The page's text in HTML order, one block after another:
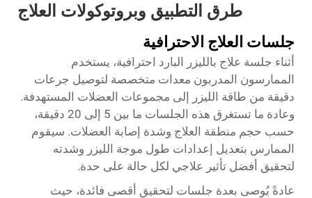
طرق التطبيق وبروتوكولات العلاج
جلسات العلاج الاحترافية
أثناء جلسة علاج بالليزر البارد احترافية، يستخدم
الممارسون المدربون معدات متخصصة لتوصيل جرعات
دقيقة من طاقة الليزر إلى مجموعات العضلات المستهدفة.
وعادة ما تستغرق هذه الجلسات ما بين 5 إلى 20 دقيقة،
حسب حجم منطقة العلاج وشدة إصابة العضلات. سيقوم
الممارس بتعديل إعدادات طول موجة الليزر وشدته
لتحقيق أفضل تأثير علاجي لكل حالة على حدة.
عادةً يُوصى بعدة جلسات لتحقيق أقصى فائدة، حيث